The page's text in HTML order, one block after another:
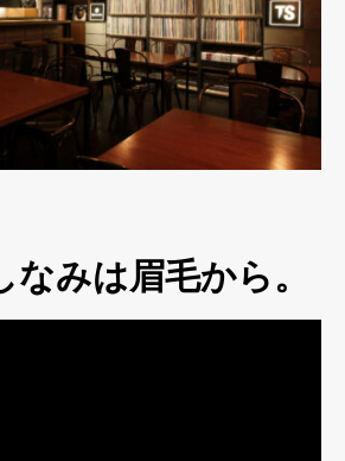
みは眉毛から。